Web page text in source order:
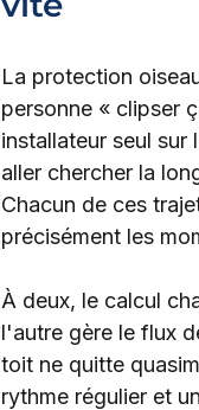
La protection
personne « clipser
installateur seul
aller chercher la
Chacun de ces
précisément les
À deux, le calcul
l'autre gère le flux
toit ne quitte
rythme régulier et